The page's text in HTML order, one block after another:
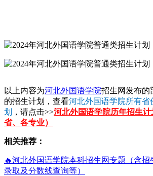
以上内容为河北外国语学院招生网发布的
的招生计划，查看河北外国语学院所有省
划
，请点击>>河北外国语学院历年招生
省、各专业）
相关推荐：
🔥河北外国语学院本科招生网专题（含
录取及分数线查询等）